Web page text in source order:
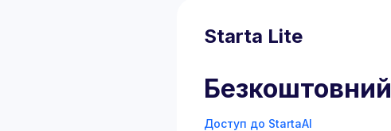
Starta Lite
Безкоштовний
Доступ до StartaAI